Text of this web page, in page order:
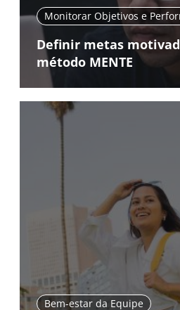
Monitorar Objetivos e
Definir metas
método MENTE
Bem-estar da Equipe